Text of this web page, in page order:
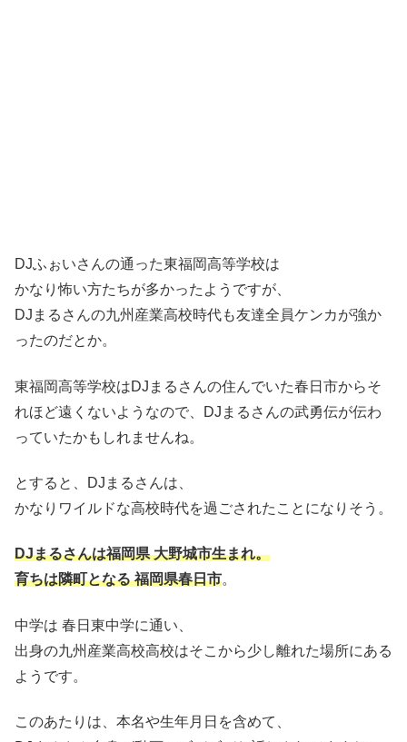
DJふぉいさんの通った東福岡高等学校は
かなり怖い方たちが多かったようですが、
DJまるさんの九州産業高校時代も友達全員ケンカが強か
ったのだとか。
東福岡高等学校はDJまるさんの住んでいた春日市からそ
れほど遠くないようなので、DJまるさんの武勇伝が伝わ
っていたかもしれませんね。
とすると、DJまるさんは、
かなりワイルドな高校時代を過ごされたことになりそう。
DJまるさんは福岡県 大野城市生まれ。
育ちは隣町となる 福岡県春日市。
中学は 春日東中学に通い、
出身の九州産業高校高校はそこから少し離れた場所にある
ようです。
このあたりは、本名や生年月日を含めて、